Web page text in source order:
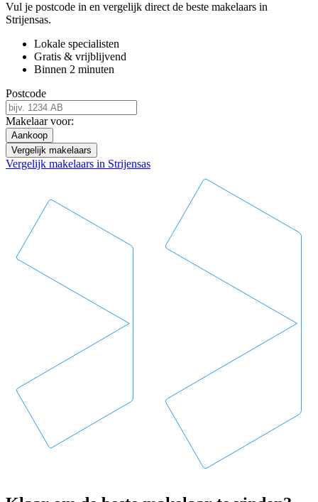
Vul je postcode in en vergelijk direct de beste makelaars in
Strijensas.
Lokale specialisten
Gratis & vrijblijvend
Binnen 2 minuten
Postcode
Makelaar voor:
Aankoop
Vergelijk makelaars
Vergelijk makelaars in Strijensas